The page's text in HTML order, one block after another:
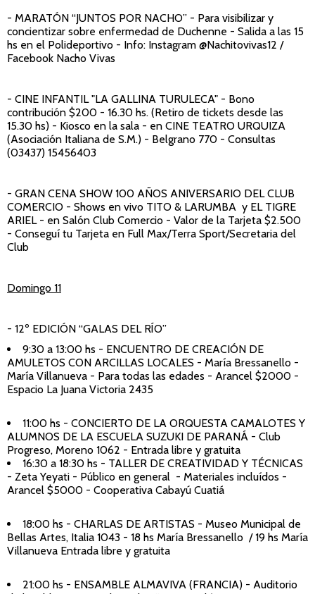
- MARATÓN “JUNTOS POR NACHO” - Para visibilizar y
concientizar sobre enfermedad de Duchenne - Salida a las 15
hs en el Polideportivo - Info: Instagram @Nachitovivas12 /
Facebook Nacho Vivas
- CINE INFANTIL "LA GALLINA TURULECA" - Bono
contribución $200 - 16.30 hs. (Retiro de tickets desde las
15.30 hs) - Kiosco en la sala - en CINE TEATRO URQUIZA
(Asociación Italiana de S.M.) - Belgrano 770 - Consultas
(03437) 15456403
- GRAN CENA SHOW 100 AÑOS ANIVERSARIO DEL CLUB
COMERCIO - Shows en vivo TITO & LARUMBA y EL TIGRE
ARIEL - en Salón Club Comercio - Valor de la Tarjeta $2.500
- Conseguí tu Tarjeta en Full Max/Terra Sport/Secretaria del
Club
Domingo 11
- 12º EDICIÓN “GALAS DEL RÍO”
9:30 a 13:00 hs - ENCUENTRO DE CREACIÓN DE
AMULETOS CON ARCILLAS LOCALES - María Bressanello -
María Villanueva - Para todas las edades - Arancel $2000 -
Espacio La Juana Victoria 2435
11:00 hs - CONCIERTO DE LA ORQUESTA CAMALOTES Y
ALUMNOS DE LA ESCUELA SUZUKI DE PARANÁ - Club
Progreso, Moreno 1062 - Entrada libre y gratuita
16:30 a 18:30 hs - TALLER DE CREATIVIDAD Y TÉCNICAS
- Zeta Yeyati - Público en general - Materiales incluídos -
Arancel $5000 - Cooperativa Cabayú Cuatiá
18:00 hs - CHARLAS DE ARTISTAS - Museo Municipal de
Bellas Artes, Italia 1043 - 18 hs María Bressanello / 19 hs María
Villanueva Entrada libre y gratuita
21:00 hs - ENSAMBLE ALMAVIVA (FRANCIA) - Auditorio